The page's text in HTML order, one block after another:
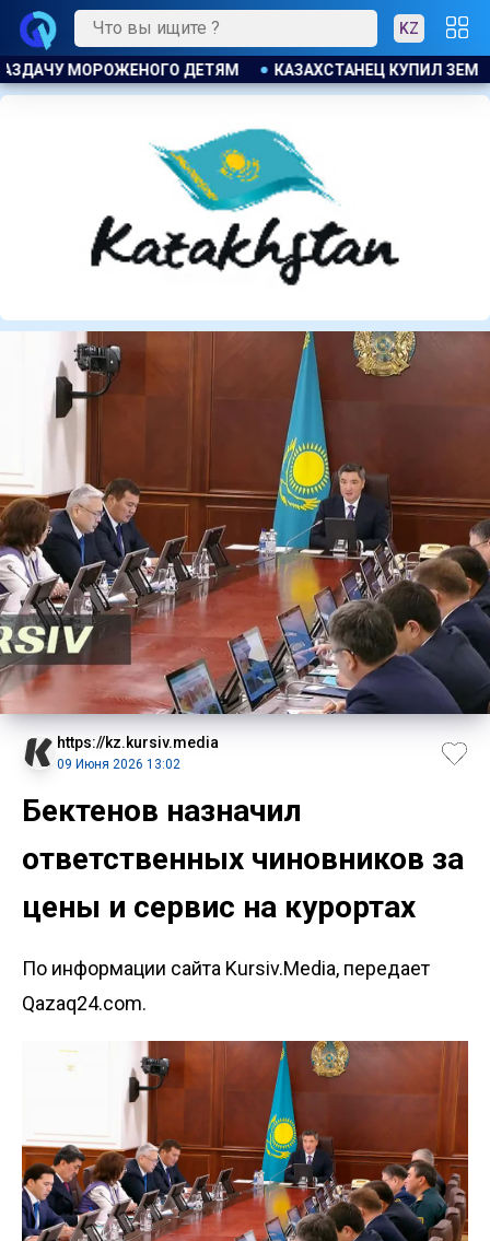
KZ
ЗЕМЕЛЬНЫЙ УЧАСТОК И ОБНАРУЖИЛ НА НЕМ БОЛЬШОЙ
https://kz.kursiv.media
09 Июня 2026 13:02
Бектенов назначил
ответственных чиновников за
цены и сервис на курортах
По информации сайта Kursiv.Media, передает
Qazaq24.com.